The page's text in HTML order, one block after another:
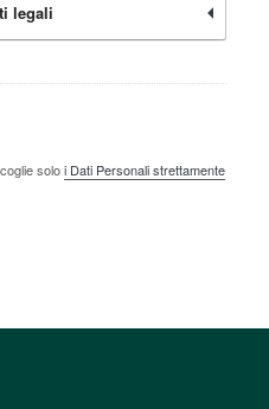
legali
soloi Dati Personali strettamente